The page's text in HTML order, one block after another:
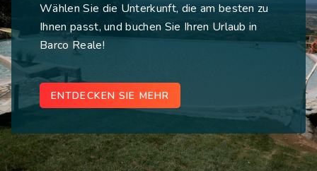
Wählen Sie die Unterkunft, die am besten zu
Ihnen passt, und buchen Sie Ihren Urlaub in
Barco Reale!
ENTDECKEN SIE MEHR